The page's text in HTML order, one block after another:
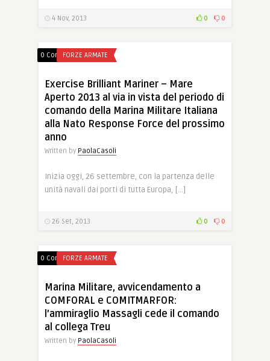
4 Nov, 2013 0 0
0 CommentsFORZE ARMATE
Exercise Brilliant Mariner – Mare
Aperto 2013 al via in vista del periodo di
comando della Marina Militare Italiana
alla Nato Response Force del prossimo
anno
Written by PaolaCasoli
Inizia oggi, 26 settembre, con la partenza delle
unità navali dai porti di tutta Europa, […]
26 Set, 2013 0 0
0 CommentsFORZE ARMATE
Marina Militare, avvicendamento a
COMFORAL e COMITMARFOR:
l’ammiraglio Massagli cede il comando
al collega Treu
Written by PaolaCasoli